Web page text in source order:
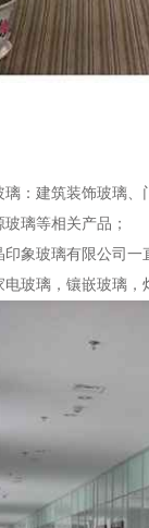
璃：建筑装饰玻璃、
玻璃等相关产品；
印象玻璃有限公司一
电玻璃，镶嵌玻璃，